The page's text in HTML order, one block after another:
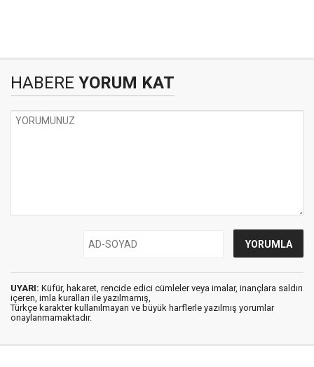
HABERE YORUM KAT
UYARI: Küfür, hakaret, rencide edici cümleler veya imalar, inançlara saldırı
içeren, imla kuralları ile yazılmamış,
Türkçe karakter kullanılmayan ve büyük harflerle yazılmış yorumlar
onaylanmamaktadır.